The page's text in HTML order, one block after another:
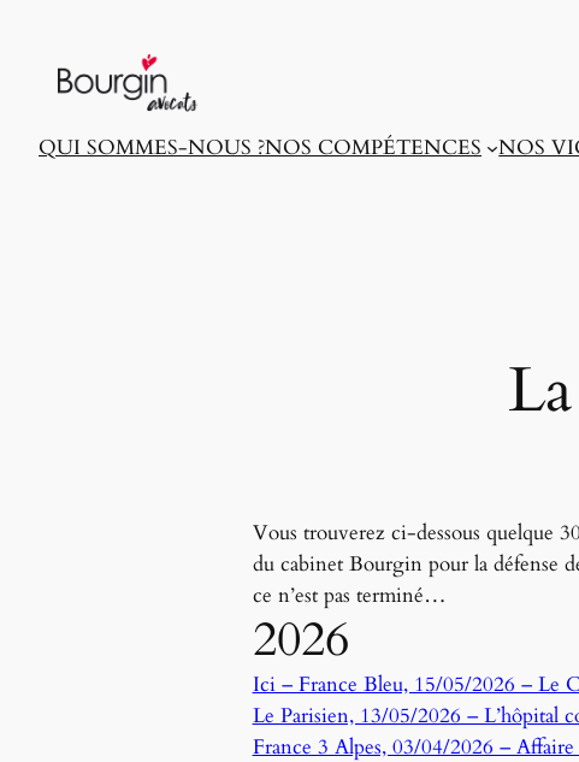
contenu
QUI SOMMES-NOUS ?NOS COMPÉTENCES NOS
Vous trouverez ci-dessous quelque
du cabinet Bourgin pour la défense
ce n’est pas terminé…
2026
Ici – France Bleu, 15/05/2026 – Le
Le Parisien, 13/05/2026 – L’hôpital
France 3 Alpes, 03/04/2026 –